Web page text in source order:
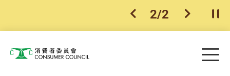
上一個
2/2 下一個開
消費者委員會 目